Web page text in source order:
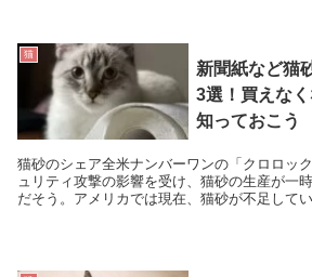
猫
新聞紙など猫
3選！買えな
知っておこう
猫砂のシェア全米ナンバーワンの「クロロッ
ュリティ攻撃の影響を受け、猫砂の生産が一
だそう。アメリカでは現在、猫砂が不足して